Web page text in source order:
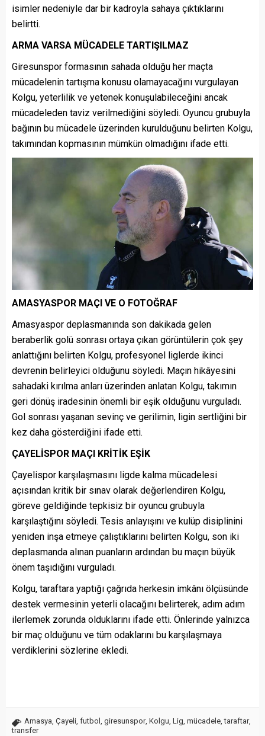
isimler nedeniyle dar bir kadroyla sahaya çıktıklarını
belirtti.
ARMA VARSA MÜCADELE TARTIŞILMAZ
Giresunspor formasının sahada olduğu her maçta
mücadelenin tartışma konusu olamayacağını vurgulayan
Kolgu, yeterlilik ve yetenek konuşulabileceğini ancak
mücadeleden taviz verilmediğini söyledi. Oyuncu grubuyla
bağının bu mücadele üzerinden kurulduğunu belirten Kolgu,
takımından kopmasının mümkün olmadığını ifade etti.
AMASYASPOR MAÇI VE O FOTOĞRAF
Amasyaspor deplasmanında son dakikada gelen
beraberlik golü sonrası ortaya çıkan görüntülerin çok şey
anlattığını belirten Kolgu, profesyonel liglerde ikinci
devrenin belirleyici olduğunu söyledi. Maçın hikâyesini
sahadaki kırılma anları üzerinden anlatan Kolgu, takımın
geri dönüş iradesinin önemli bir eşik olduğunu vurguladı.
Gol sonrası yaşanan sevinç ve gerilimin, ligin sertliğini bir
kez daha gösterdiğini ifade etti.
ÇAYELİSPOR MAÇI KRİTİK EŞİK
Çayelispor karşılaşmasını ligde kalma mücadelesi
açısından kritik bir sınav olarak değerlendiren Kolgu,
göreve geldiğinde tepkisiz bir oyuncu grubuyla
karşılaştığını söyledi. Tesis anlayışını ve kulüp disiplinini
yeniden inşa etmeye çalıştıklarını belirten Kolgu, son iki
deplasmanda alınan puanların ardından bu maçın büyük
önem taşıdığını vurguladı.
Kolgu, taraftara yaptığı çağrıda herkesin imkânı ölçüsünde
destek vermesinin yeterli olacağını belirterek, adım adım
ilerlemek zorunda olduklarını ifade etti. Önlerinde yalnızca
bir maç olduğunu ve tüm odaklarını bu karşılaşmaya
verdiklerini sözlerine ekledi.
Amasya, Çayeli, futbol , giresunspor, Kolgu, Lig, mücadele,taraftar,
transfer